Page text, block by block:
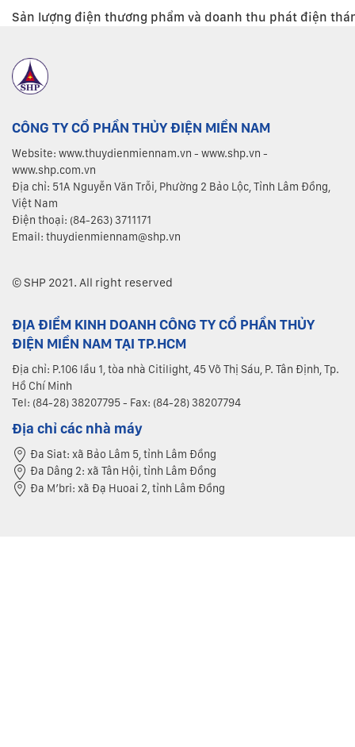
Sản lượng điện thương phẩm và doanh thu phát điện
CÔNG TY CỔ PHẦN THỦY ĐIỆN MIỀN NAM
Website: www.thuydienmiennam.vn - www.shp.vn -
www.shp.com.vn
Địa chỉ: 51A Nguyễn Văn Trỗi, Phường 2 Bảo Lộc, Tỉnh Lâm Đồng,
Việt Nam
Điện thoại: (84-263) 3711171
Email: thuydienmiennam@shp.vn
© SHP 2021. All right reserved
ĐỊA ĐIỂM KINH DOANH CÔNG TY CỔ PHẦN THỦY
ĐIỆN MIỀN NAM TẠI TP.HCM
Địa chỉ: P.106 lầu 1, tòa nhà Citilight, 45 Võ Thị Sáu, P. Tân Định, Tp.
Hồ Chí Minh
Tel: (84-28) 38207795 - Fax: (84-28) 38207794
Địa chỉ các nhà máy
Đa Siat: xã Bảo Lâm 5, tỉnh Lâm Đồng
Đa Dâng 2: xã Tân Hội, tỉnh Lâm Đồng
Đa M’bri: xã Đạ Huoai 2, tỉnh Lâm Đồng